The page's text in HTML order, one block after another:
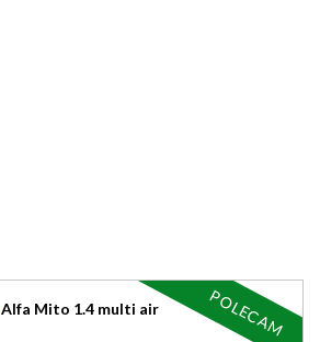
Alfa Mito 1.4 multi air
POLECAM